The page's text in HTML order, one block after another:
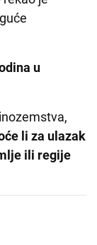
u
li za ulazak
ili regije